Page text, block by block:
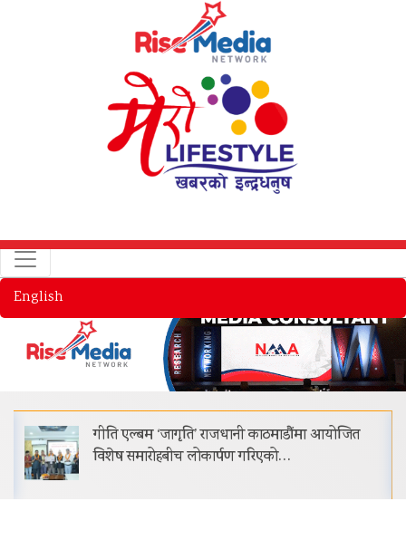
English
गीति एल्बम ‘जागृति’ राजधानी काठमाडौंमा आयोजित
विशेष समारोहबीच लोकार्पण गरिएको…